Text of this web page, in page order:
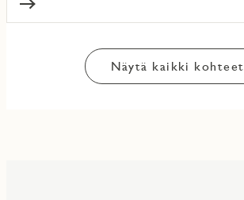
Näytä kaikki kohteet